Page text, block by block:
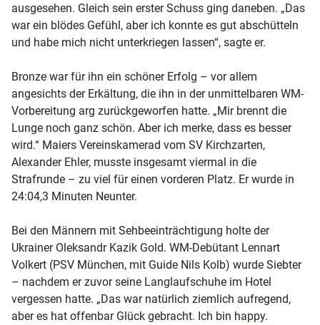
ausgesehen. Gleich sein erster Schuss ging daneben. „Das
war ein blödes Gefühl, aber ich konnte es gut abschütteln
und habe mich nicht unterkriegen lassen“, sagte er.
Bronze war für ihn ein schöner Erfolg – vor allem
angesichts der Erkältung, die ihn in der unmittelbaren WM-
Vorbereitung arg zurückgeworfen hatte. „Mir brennt die
Lunge noch ganz schön. Aber ich merke, dass es besser
wird.“ Maiers Vereinskamerad vom SV Kirchzarten,
Alexander Ehler, musste insgesamt viermal in die
Strafrunde – zu viel für einen vorderen Platz. Er wurde in
24:04,3 Minuten Neunter.
Bei den Männern mit Sehbeeinträchtigung holte der
Ukrainer Oleksandr Kazik Gold. WM-Debütant Lennart
Volkert (PSV München, mit Guide Nils Kolb) wurde Siebter
– nachdem er zuvor seine Langlaufschuhe im Hotel
vergessen hatte. „Das war natürlich ziemlich aufregend,
aber es hat offenbar Glück gebracht. Ich bin happy.